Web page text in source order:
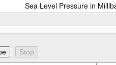
Sea Level Pressure in